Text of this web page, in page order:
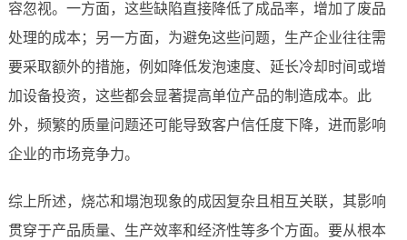
容忽视。一方面，这些缺陷直接降低了成品率，增加了废品
处理的成本；另一方面，为避免这些问题，生产企业往往需
要采取额外的措施，例如降低发泡速度、延长冷却时间或增
加设备投资，这些都会显著提高单位产品的制造成本。此
外，频繁的质量问题还可能导致客户信任度下降，进而影响
企业的市场竞争力。
综上所述，烧芯和塌泡现象的成因复杂且相互关联，其影响
贯穿于产品质量、生产效率和经济性等多个方面。要从根本